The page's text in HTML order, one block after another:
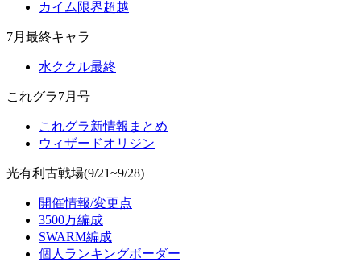
カイム限界超越
7月最終キャラ
水ククル最終
これグラ7月号
これグラ新情報まとめ
ウィザードオリジン
光有利古戦場(9/21~9/28)
開催情報/変更点
3500万編成
SWARM編成
個人ランキングボーダー